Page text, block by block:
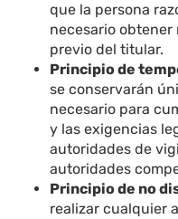
que la persona
necesario
previo del titular.
Principio de
se conservarán
necesario para
y las exigencias
autoridades de
autoridades
Principio de no
realizar cualquier